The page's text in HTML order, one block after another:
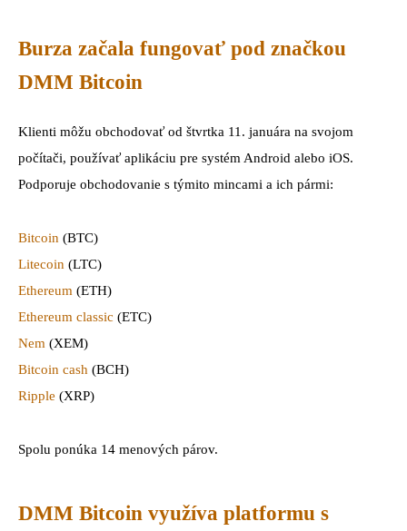
Burza začala fungovať pod značkou
DMM Bitcoin
Klienti môžu obchodovať od štvrtka 11. januára na svojom
počítači, používať aplikáciu pre systém Android alebo iOS.
Podporuje obchodovanie s týmito mincami a ich pármi:
Bitcoin (BTC)
Litecoin (LTC)
Ethereum (ETH)
Ethereum classic (ETC)
Nem (XEM)
Bitcoin cash (BCH)
Ripple (XRP)
Spolu ponúka 14 menových párov.
DMM Bitcoin využíva platformu s